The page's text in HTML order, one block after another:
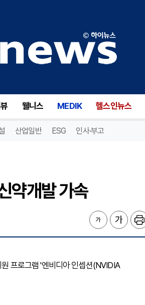
웰니스 MEDIK 헬스인뉴스
산업일반 ESG 인사·부고
약개발 가속
프로그램 '엔비디아 인셉션(NVIDIA